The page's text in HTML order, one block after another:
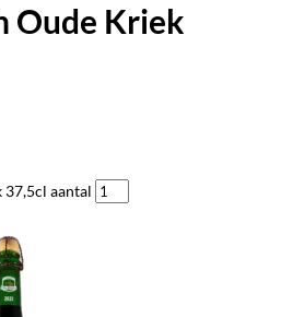
Oude Kriek
37,5cl aantal